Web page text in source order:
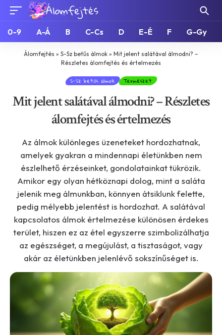
0-9 A-Á B C-Cs D E-É F G-Gy
Álomfejtés » S-Sz betűs álmok » Mit jelent salátával álmodni? –
Részletes álomfejtés és értelmezés
S-Sz betűs álmok Természet
Mit jelent salátával álmodni? – Részletes
álomfejtés és értelmezés
Az álmok különleges üzeneteket hordozhatnak,
amelyek gyakran a mindennapi életünkben nem
észlelhető érzéseinket, gondolatainkat tükrözik.
Amikor egy olyan hétköznapi dolog, mint a saláta
jelenik meg álmunkban, könnyen átsiklunk felette,
pedig mélyebb jelentést is hordozhat. A salátával
kapcsolatos álmok értelmezése különösen érdekes
terület, hiszen ez az étel egyszerre szimbolizálhatja
az egészséget, a megújulást, a tisztaságot, vagy
akár az életünkben jelenlévő sokszínűséget is.